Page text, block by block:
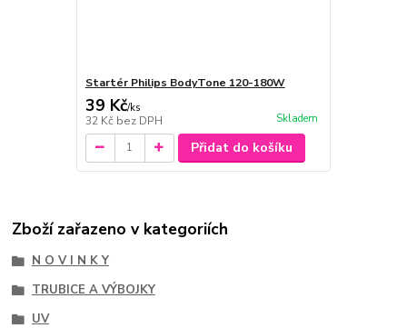
Startér Philips BodyTone 120-180W
39 Kč/ks
32 Kč bez DPH Skladem
Přidat do košíku
Zboží zařazeno v kategoriích
N O V I N K Y
TRUBICE A VÝBOJKY
UV